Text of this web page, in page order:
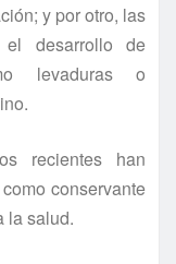
y por otro, las
el desarrollo de
levaduras o
recientes han
conservante
la salud.